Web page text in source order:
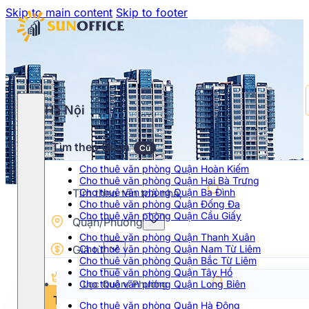
Skip to main content Skip to footer
Hà Nội
Tìm theo Quận Cũ
Cho thuê văn phòng Quận Hoàn Kiếm
Cho thuê văn phòng Quận Hai Bà Trưng
Cho thuê văn phòng Quận Ba Đình
Cho thuê văn phòng Quận Đống Đa
Cho thuê văn phòng Quận Cầu Giấy
Cho thuê văn phòng Quận Thanh Xuân
Cho thuê văn phòng Quận Nam Từ Liêm
Cho thuê văn phòng Quận Bắc Từ Liêm
Cho thuê văn phòng Quận Tây Hồ
Cho thuê văn phòng Quận Long Biên
Cho thuê văn phòng Quận Hà Đông
Quận/Phường
Giá từ
Hạng
Tìm kiếm